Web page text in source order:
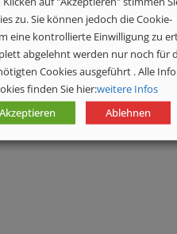
query params set.
zu. Sie können jedoch die Cookie-
eine kontrollierte Einwilligung zu
abgelehnt werden nur noch für
Cookies ausgeführt . Alle
finden Sie hier:weitere Infos
Akzeptieren Ablehnen